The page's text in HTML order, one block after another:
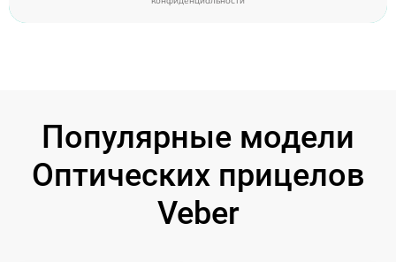
Популярные модели
Оптических прицелов
Veber